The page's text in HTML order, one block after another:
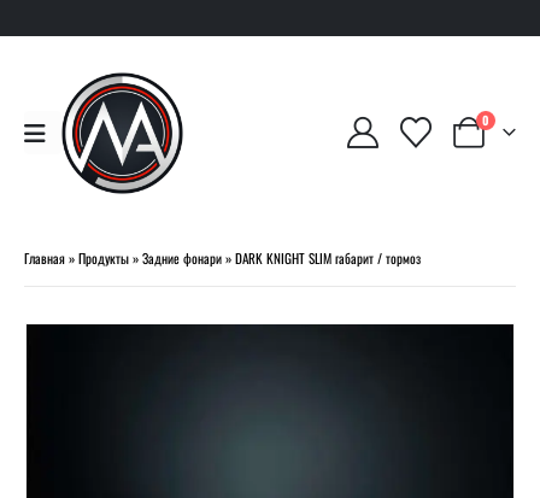
0
Главная»Продукты»Задние фонари»DARK KNIGHT SLIM габарит / тормоз